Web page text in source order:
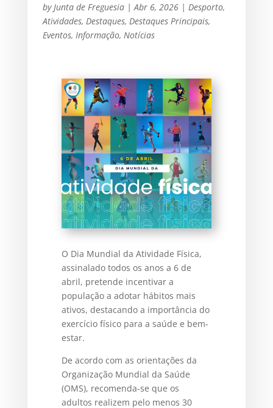
by Junta de Freguesia| Abr 6, 2026| Desporto,
Atividades, Destaques, Destaques Principais,
Eventos, Informação, Notícias
O Dia Mundial da Atividade Física,
assinalado todos os anos a 6 de
abril, pretende incentivar a
população a adotar hábitos mais
ativos, destacando a importância do
exercício físico para a saúde e bem-
estar.
De acordo com as orientações da
Organização Mundial da Saúde
(OMS), recomenda-se que os
adultos realizem pelo menos 30